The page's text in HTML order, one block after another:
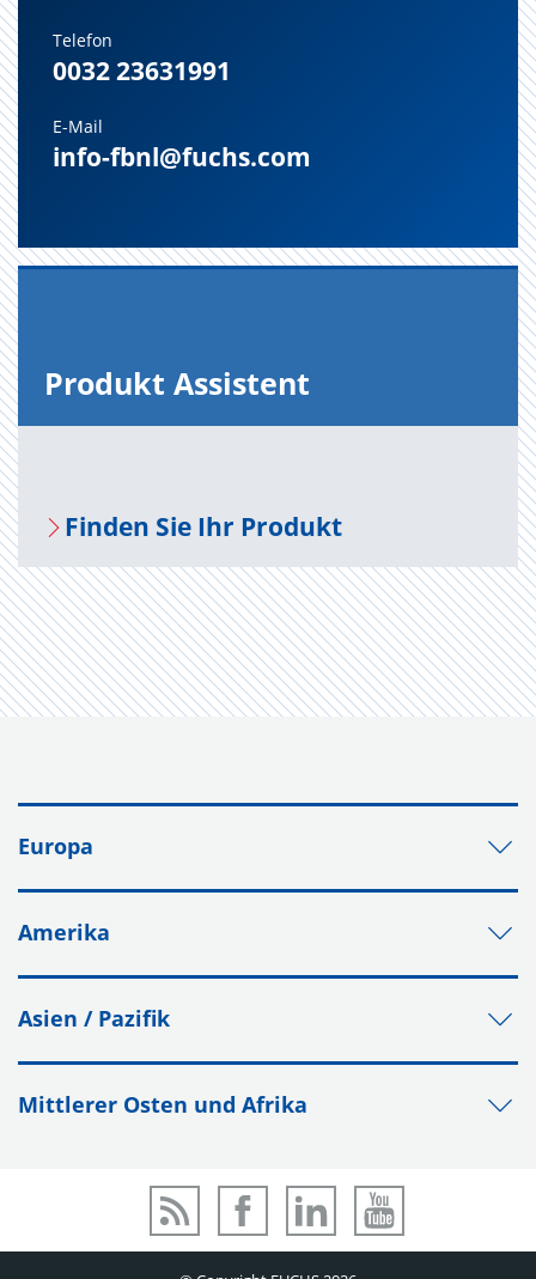
Telefon
0032 23631991
E-Mail
info-fbnl@fuchs.com
Pro­dukt As­sis­tent
Fin­den Sie Ihr Pro­dukt
Europa
Amerika
Asien / Pazifik
Mittlerer Osten und Afrika